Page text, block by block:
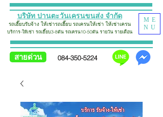
บริษัท ปานตะวันเครนขนส่ง จำกัด
รถเฮี๊ยบรับจ้างให้เช่ารถเฮี๊ยบ รถเครนให้เช่า ให้เช่าเครน
บริการ-ให้เช่า รถเฮี๊ยบ3-8ตัน รถเครน10-50ตัน รายวัน รายเดือน
ME
NU
สายด่วน 084-350-5224